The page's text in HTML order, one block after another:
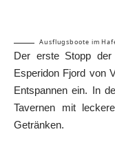
Ausflugsboote im
Der erste Stopp der
Esperidon Fjord von
Entspannen ein. In
Tavernen mit
Getränken.